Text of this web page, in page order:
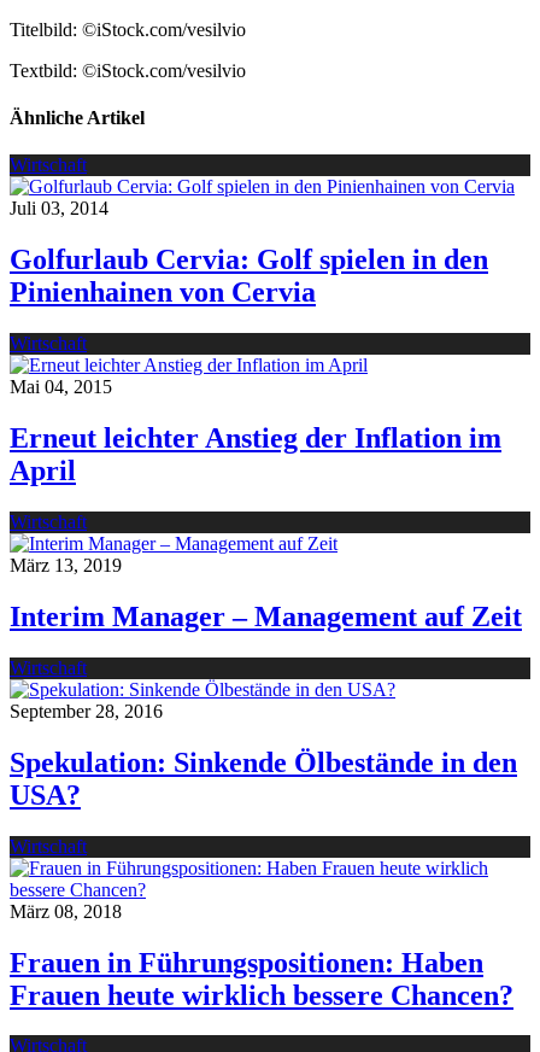
Titelbild: ©iStock.com/vesilvio
Textbild: ©iStock.com/vesilvio
Ähnliche Artikel
Wirtschaft
Juli 03, 2014
Golfurlaub Cervia: Golf spielen in den
Pinienhainen von Cervia
Wirtschaft
Mai 04, 2015
Erneut leichter Anstieg der Inflation im
April
Wirtschaft
März 13, 2019
Interim Manager – Management auf Zeit
Wirtschaft
September 28, 2016
Spekulation: Sinkende Ölbestände in den
USA?
Wirtschaft
März 08, 2018
Frauen in Führungspositionen: Haben
Frauen heute wirklich bessere Chancen?
Wirtschaft